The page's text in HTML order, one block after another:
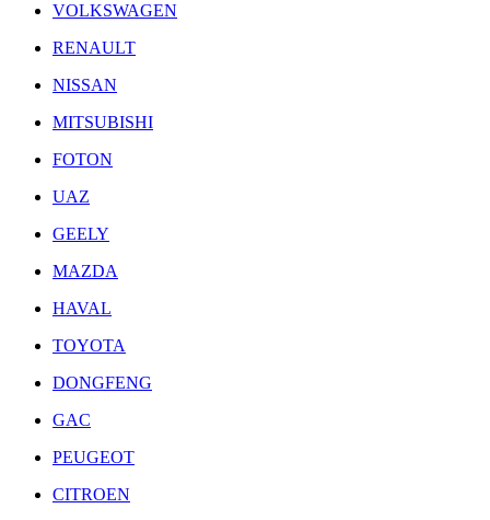
VOLKSWAGEN
RENAULT
NISSAN
MITSUBISHI
FOTON
UAZ
GEELY
MAZDA
HAVAL
TOYOTA
DONGFENG
GAC
PEUGEOT
CITROEN